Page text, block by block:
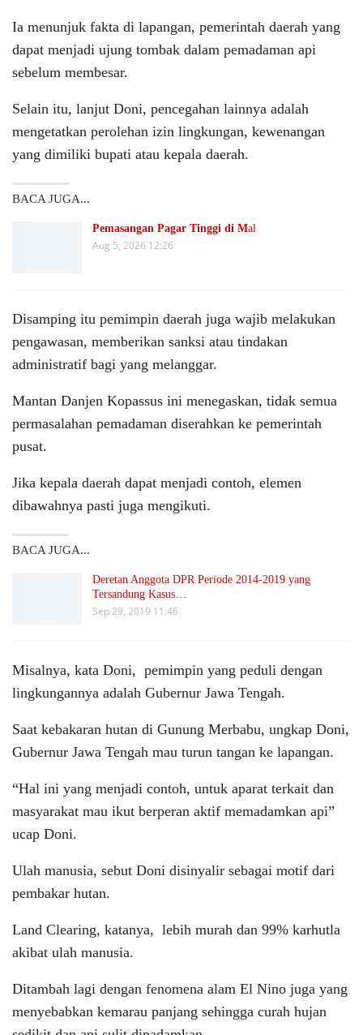
Ia menunjuk fakta di lapangan, pemerintah daerah yang
dapat menjadi ujung tombak dalam pemadaman api
sebelum membesar.
Selain itu, lanjut Doni, pencegahan lainnya adalah
mengetatkan perolehan izin lingkungan, kewenangan
yang dimiliki bupati atau kepala daerah.
BACA JUGA...
Pemasangan Pagar Tinggi di Mal
Aug 5, 2026 12:26
Disamping itu pemimpin daerah juga wajib melakukan
pengawasan, memberikan sanksi atau tindakan
administratif bagi yang melanggar.
Mantan Danjen Kopassus ini menegaskan, tidak semua
permasalahan pemadaman diserahkan ke pemerintah
pusat.
Jika kepala daerah dapat menjadi contoh, elemen
dibawahnya pasti juga mengikuti.
BACA JUGA...
Deretan Anggota DPR Periode 2014-2019 yang
Tersandung Kasus…
Sep 29, 2019 11:46
Misalnya, kata Doni, pemimpin yang peduli dengan
lingkungannya adalah Gubernur Jawa Tengah.
Saat kebakaran hutan di Gunung Merbabu, ungkap Doni,
Gubernur Jawa Tengah mau turun tangan ke lapangan.
“Hal ini yang menjadi contoh, untuk aparat terkait dan
masyarakat mau ikut berperan aktif memadamkan api”
ucap Doni.
Ulah manusia, sebut Doni disinyalir sebagai motif dari
pembakar hutan.
Land Clearing, katanya, lebih murah dan 99% karhutla
akibat ulah manusia.
Ditambah lagi dengan fenomena alam El Nino juga yang
menyebabkan kemarau panjang sehingga curah hujan